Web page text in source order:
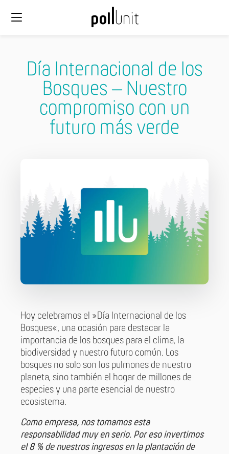
Día Internacional de los
Bosques – Nuestro
compromiso con un
futuro más verde
Hoy celebramos el »Día Internacional de los
Bosques«, una ocasión para destacar la
importancia de los bosques para el clima, la
biodiversidad y nuestro futuro común. Los
bosques no solo son los pulmones de nuestro
planeta, sino también el hogar de millones de
especies y una parte esencial de nuestro
ecosistema.
Como empresa, nos tomamos esta
responsabilidad muy en serio. Por eso invertimos
el 8 % de nuestros ingresos en la plantación de